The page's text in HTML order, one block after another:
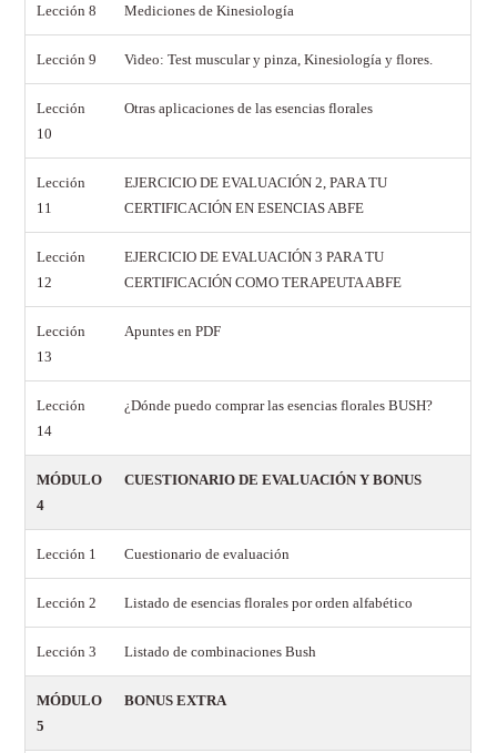
Lección 8 Mediciones de Kinesiología
Lección 9 Video: Test muscular y pinza, Kinesiología y flores.
Lección
10
Otras aplicaciones de las esencias florales
Lección
11
EJERCICIO DE EVALUACIÓN 2, PARA TU
CERTIFICACIÓN EN ESENCIAS ABFE
Lección
12
EJERCICIO DE EVALUACIÓN 3 PARA TU
CERTIFICACIÓN COMO TERAPEUTA ABFE
Lección
13
Apuntes en PDF
Lección
14
¿Dónde puedo comprar las esencias florales BUSH?
MÓDULO
4
CUESTIONARIO DE EVALUACIÓN Y BONUS
Lección 1 Cuestionario de evaluación
Lección 2 Listado de esencias florales por orden alfabético
Lección 3 Listado de combinaciones Bush
MÓDULO
5
BONUS EXTRA